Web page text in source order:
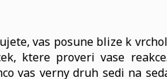
vas posune blize k
ktere proveri vase
vas verny druh sedi na